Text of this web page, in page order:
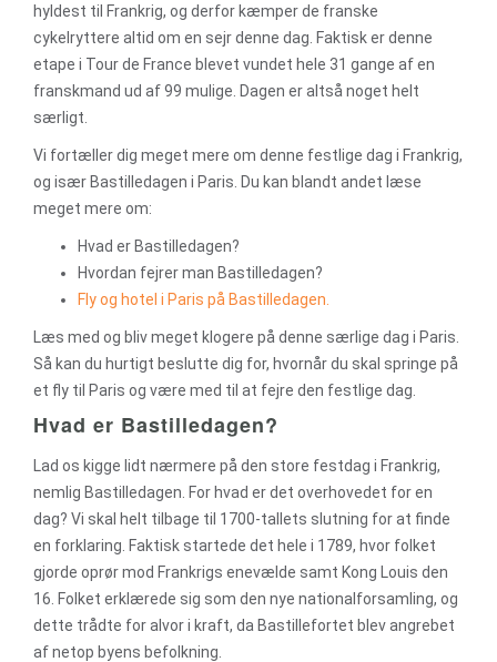
hyldest til Frankrig, og derfor kæmper de franske
cykelryttere altid om en sejr denne dag. Faktisk er denne
etape i Tour de France blevet vundet hele 31 gange af en
franskmand ud af 99 mulige. Dagen er altså noget helt
særligt.
Vi fortæller dig meget mere om denne festlige dag i Frankrig,
og især Bastilledagen i Paris. Du kan blandt andet læse
meget mere om:
Hvad er Bastilledagen?
Hvordan fejrer man Bastilledagen?
Fly og hotel i Paris på Bastilledagen.
Læs med og bliv meget klogere på denne særlige dag i Paris.
Så kan du hurtigt beslutte dig for, hvornår du skal springe på
et fly til Paris og være med til at fejre den festlige dag.
Hvad er Bastilledagen?
Lad os kigge lidt nærmere på den store festdag i Frankrig,
nemlig Bastilledagen. For hvad er det overhovedet for en
dag? Vi skal helt tilbage til 1700-tallets slutning for at finde
en forklaring. Faktisk startede det hele i 1789, hvor folket
gjorde oprør mod Frankrigs enevælde samt Kong Louis den
16. Folket erklærede sig som den nye nationalforsamling, og
dette trådte for alvor i kraft, da Bastillefortet blev angrebet
af netop byens befolkning.